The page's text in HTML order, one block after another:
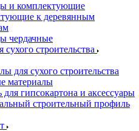
и комплектующие
к деревянным
чердачные
строительства
для сухого строительства
материалы
гипсокартона и аксессуары
строительный профиль